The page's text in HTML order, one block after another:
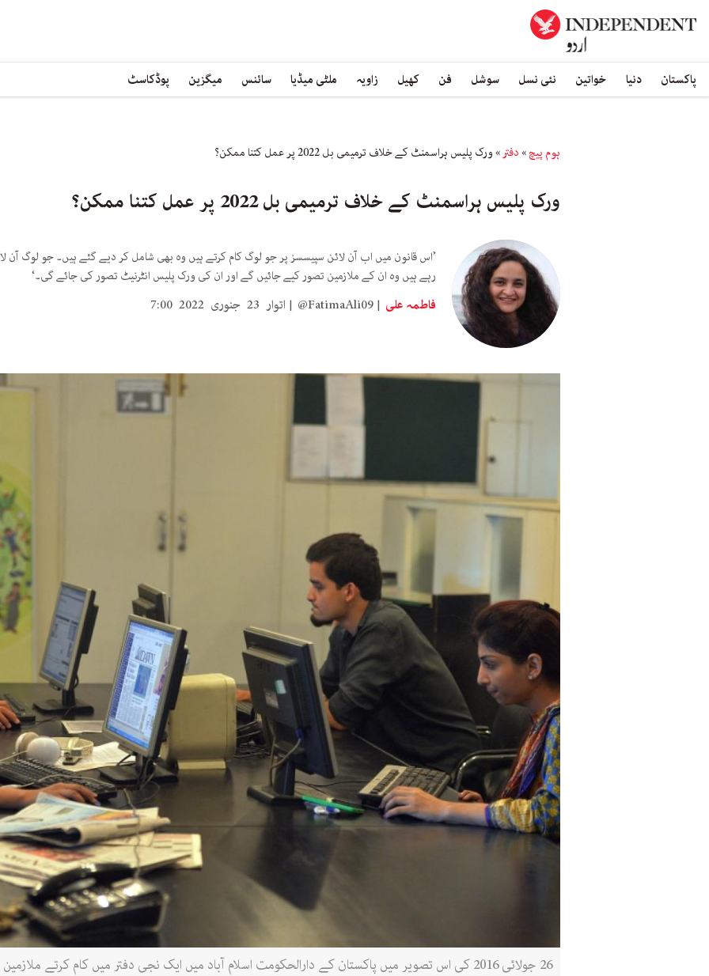
پاکستان دنیا خواتین نئی نسل سوشل فن کھیل زاویہ ملٹی میڈیا سائنس میگزین پوڈکاسٹ
ہوم پیچ» دفتر» ورک پلیس ہراسمنٹ کے خلاف ترمیمی بل 2022 پر عمل کتنا ممکن؟
ورک پلیس ہراسمنٹ کے خلاف ترمیمی بل 2022 پر عمل کتنا ممکن؟
’اس قانون میں اب آن لائن سپیسسز پر جو لوگ کام کرتے ہیں وہ بھی شامل کر دیے گئے ہیں۔ جو لوگ آن
رہے ہیں وہ ان کے ملازمین تصور کیے جائیں گے اور ان کی ورک پلیس انٹرنیٹ تصور کی جائے گی۔‘
فاطمہ علی @FatimaAli09 اتوار 23 جنوری 2022 7:00
26 جولائی 2016 کی اس تصویر میں پاکستان کے دارالحکومت اسلام آباد میں ایک نجی دفتر میں کام کرتے ملازمین کو دیکھا جا سکتا ہے( اے ایف پی)